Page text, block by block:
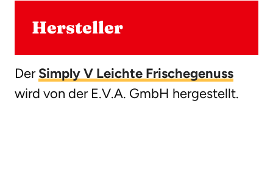
Hersteller
DerSimply V Leichte Frischegenuss
wird von der E.V.A. GmbH hergestellt.